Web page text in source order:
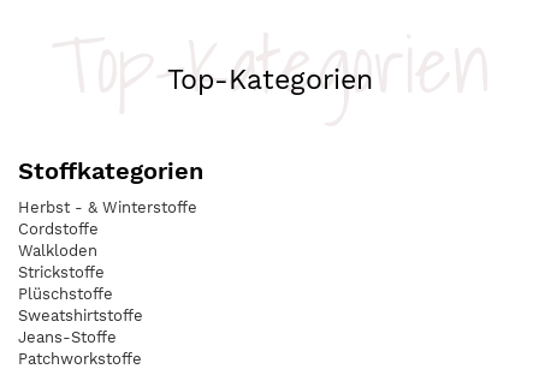
Top-Kategorien
Top-Kategorien
Stoffkategorien
Herbst - & Winterstoffe
Cordstoffe
Walkloden
Strickstoffe
Plüschstoffe
Sweatshirtstoffe
Jeans-Stoffe
Patchworkstoffe